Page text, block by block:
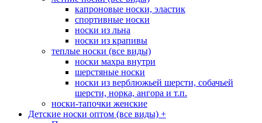
капроновые носки, эластик
спортивные носки
носки из льна
носки из крапивы
теплые носки (все виды)
носки махра внутри
шерстяные носки
носки из верблюжьей шерсти, собачьей
шерсти, норка, ангора и т.п.
носки-тапочки женские
Детские носки оптом (все виды) +